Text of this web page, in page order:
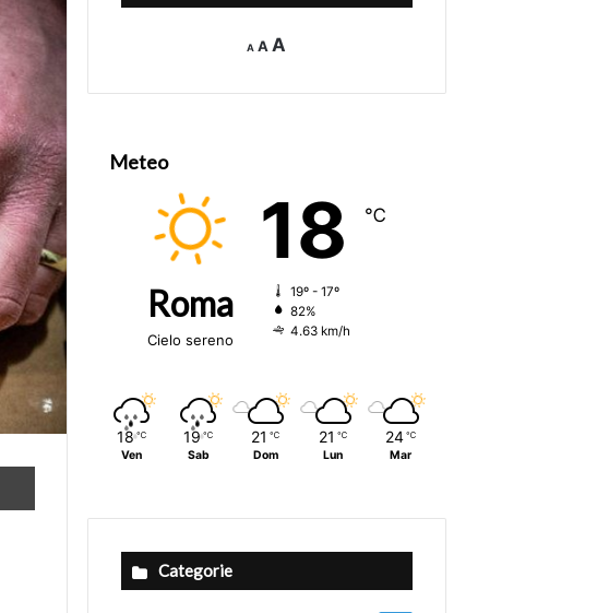
Imprimir
A
Decrease
font
A Reset
size.
A
Meteo
Roma
Cielo sereno
18 ℃
19º - 17º
82%
4.63 km/h
18 ℃
Ven
19 ℃
Sab
21 ℃
Dom
21 ℃
Lun
24 ℃
Mar
Categorie